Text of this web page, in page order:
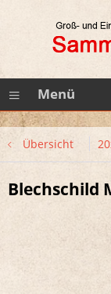
Menü
Übersicht
Blechschild